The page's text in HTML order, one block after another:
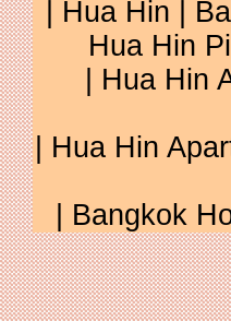
Hua Hin
Hua Hin
Hua Hin
Hua Hin
Bangkok